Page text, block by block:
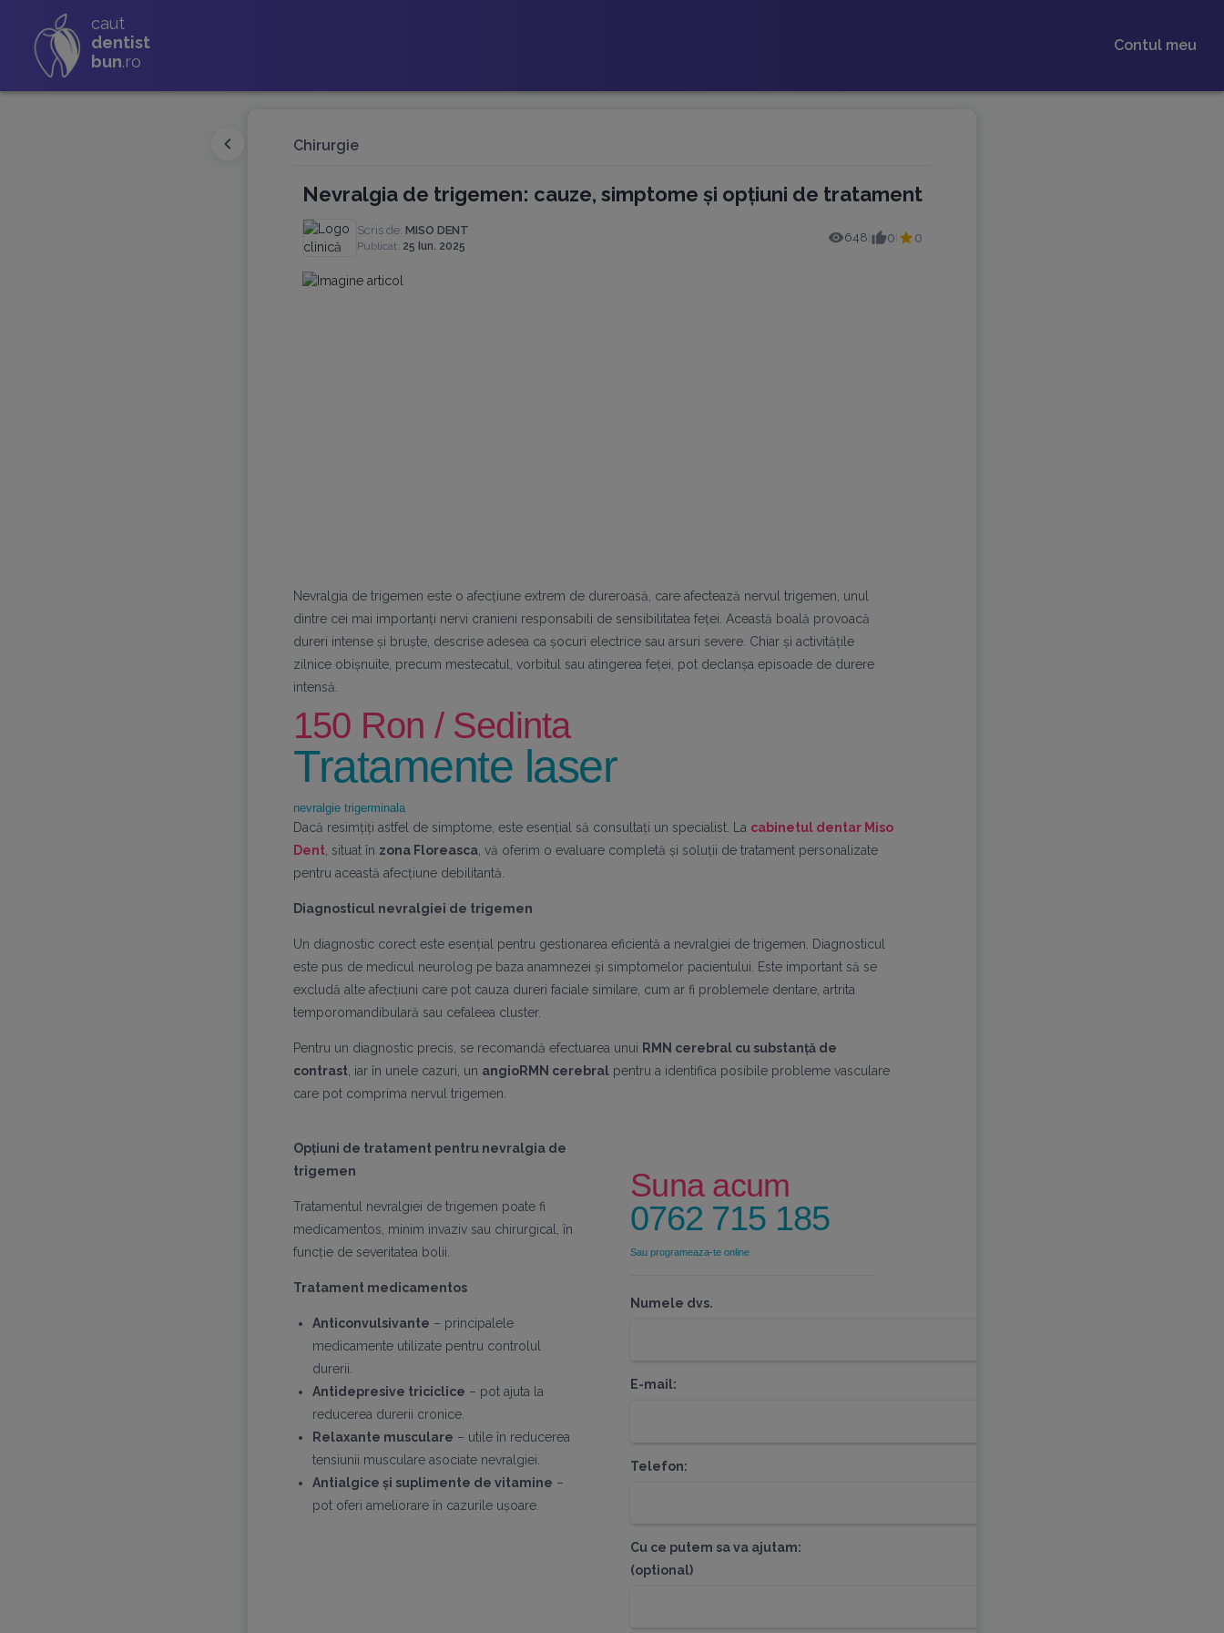
caut
dentist
bun.ro
Contul meu
Chirurgie
Nevralgia de trigemen: cauze, simptome și opțiuni de tratament
Scris de: MISO DENT
Publicat: 25 Iun. 2025
648 0 0
Nevralgia de trigemen este o afecțiune extrem de dureroasă, care afectează nervul trigemen, unul
dintre cei mai importanți nervi cranieni responsabili de sensibilitatea feței. Această boală provoacă
dureri intense și bruște, descrise adesea ca șocuri electrice sau arsuri severe. Chiar și activitățile
zilnice obișnuite, precum mestecatul, vorbitul sau atingerea feței, pot declanșa episoade de durere
intensă.
150 Ron / Sedinta
Tratamente laser
nevralgie trigerminala
Dacă resimțiți astfel de simptome, este esențial să consultați un specialist. La cabinetul dentar Miso
Dent, situat în zona Floreasca, vă oferim o evaluare completă și soluții de tratament personalizate
pentru această afecțiune debilitantă.
Diagnosticul nevralgiei de trigemen
Un diagnostic corect este esențial pentru gestionarea eficientă a nevralgiei de trigemen. Diagnosticul
este pus de medicul neurolog pe baza anamnezei și simptomelor pacientului. Este important să se
excludă alte afecțiuni care pot cauza dureri faciale similare, cum ar fi problemele dentare, artrita
temporomandibulară sau cefaleea cluster.
Pentru un diagnostic precis, se recomandă efectuarea unui RMN cerebral cu substanță de
contrast, iar în unele cazuri, un angioRMN cerebral pentru a identifica posibile probleme vasculare
care pot comprima nervul trigemen.
Opțiuni de tratament pentru nevralgia de
trigemen
Tratamentul nevralgiei de trigemen poate fi
medicamentos, minim invaziv sau chirurgical, în
funcție de severitatea bolii.
Tratament medicamentos
Anticonvulsivante – principalele
medicamente utilizate pentru controlul
durerii.
Antidepresive triciclice – pot ajuta la
reducerea durerii cronice.
Relaxante musculare – utile în reducerea
tensiunii musculare asociate nevralgiei.
Antialgice și suplimente de vitamine –
pot oferi ameliorare în cazurile ușoare.
Suna acum
0762 715 185
Sau programeaza-te online
Numele dvs.
E-mail:
Telefon:
Cu ce putem sa va ajutam:
(optional)